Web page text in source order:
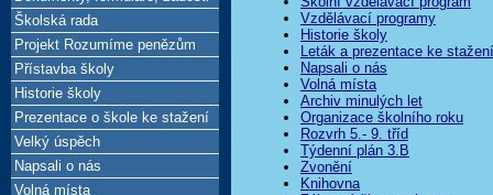
Vzdělávací programy
Historie školy
Leták a prezentace ke stažení
Napsali o nás
Volná místa
Archiv minulých let
Organizace školního roku
Rozvrh 5.- 9. tříd
Týdenní plán 3.B
Zvonění
Knihovna
Školská rada
Projekt Rozumíme penězům
Přístavba školy
Historie školy
Prezentace o škole ke stažení
Velký úspěch
Napsali o nás
Volná místa